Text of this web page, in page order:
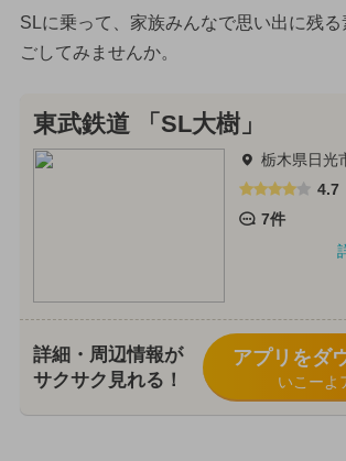
SLに乗って、家族みんなで思い出に残る
ごしてみませんか。
東武鉄道 「SL大樹」
栃木県日光
4.7
7件
詳細・周辺情報が
サクサク見れる！
アプリをダ
いこーよ